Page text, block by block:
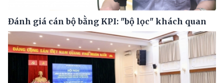
Đánh giá cán bộ bằng KPI: "bộ lọc" khách quan